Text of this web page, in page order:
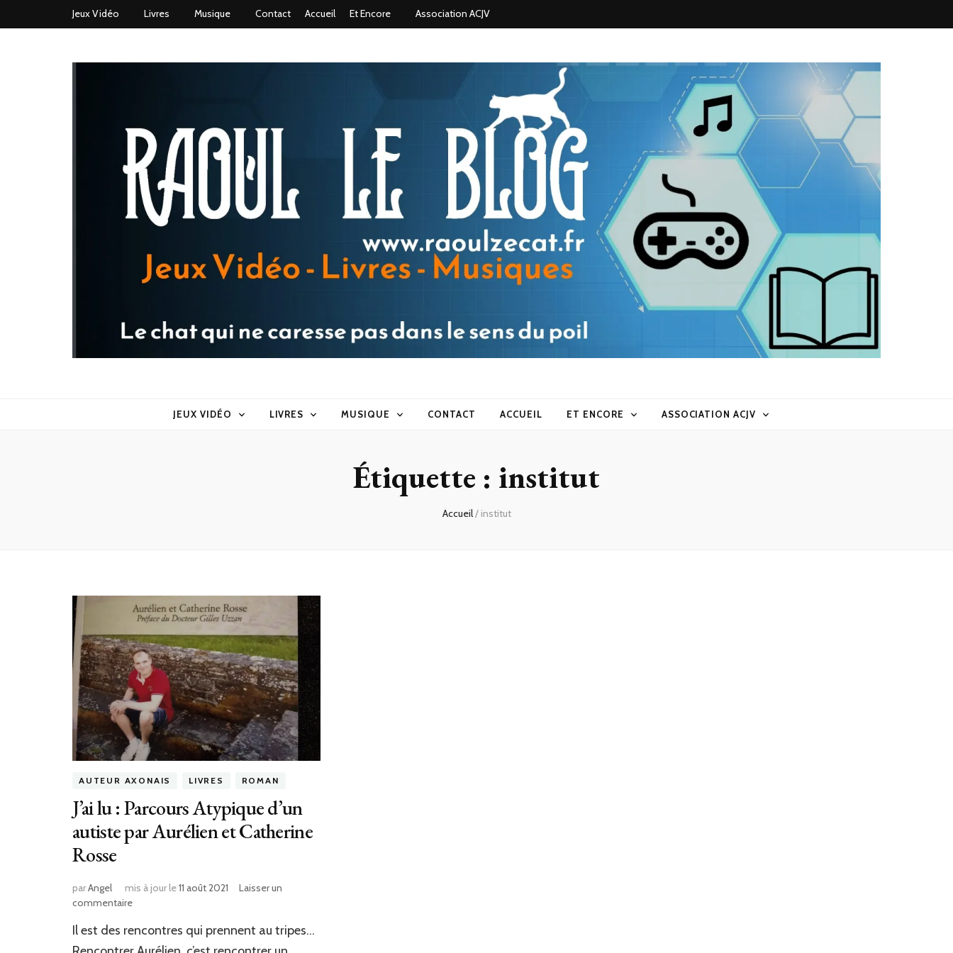
Jeux Vidéo Livres Musique Contact Accueil Et Encore Association ACJV
Raoul le blog
JEUX VIDÉO LIVRES MUSIQUE CONTACT ACCUEIL ET ENCORE ASSOCIATION ACJV
Étiquette : institut
Accueil/ institut
AUTEUR AXONAIS LIVRES ROMAN
J’ai lu : Parcours Atypique d’un
autiste par Aurélien et Catherine
Rosse
parAngel mis à jour le11 août 2021
Laisser un
commentairesur
lu
:
Il est des rencontres qui prennent au tripes…